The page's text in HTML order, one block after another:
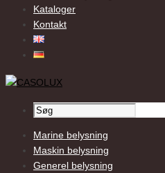
Kataloger
Kontakt
Marine belysning
Maskin belysning
Generel belysning